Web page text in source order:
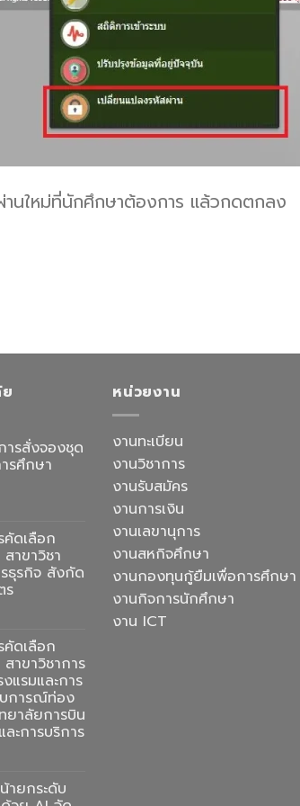
านใหม่ที่นักศึกษาต้องการ แล้วกดตกลง
ารสั่งจองชุด
รศึกษา
คัดเลือก
สาขาวิชา
ธุรกิจ สังกัด
ร
คัดเลือก
สาขาวิชาการ
แรมและการ
การณ์ท่อง
ยาลัยการบิน
ะการบริการ
ายกระดับ
หน่วยงาน
งานทะเบียน
งานวิชาการ
งานรับสมัคร
งานการเงิน
งานเลขานุการ
งานสหกิจศึกษา
งานกองทุนกู้ยืมเพื่อการศึกษา
งานกิจการนักศึกษา
งาน ICT